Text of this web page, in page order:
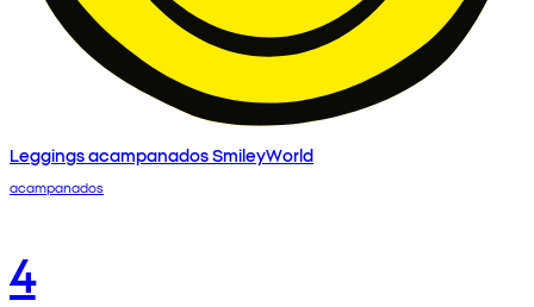
Leggings acampanados SmileyWorld
acampanados
4